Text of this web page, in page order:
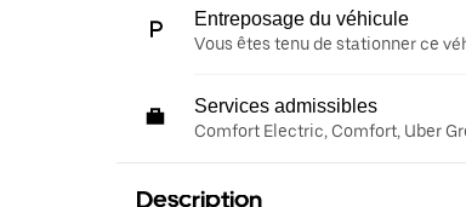
Entreposage du véhicule
Vous êtes tenu de stationner ce
Services admissibles
Comfort Electric, Comfort, Uber
Description